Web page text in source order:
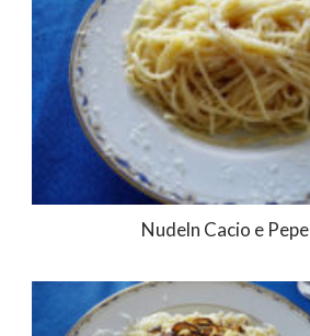
Nudeln Cacio e Pepe